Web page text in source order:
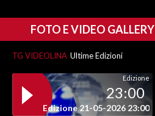
SPIAGGE
STORE
FOTO E VIDEO GALLERY
TG VIDEOLINA Ultime Edizioni
Edizione
23:00
Edizione 21-05-2026 23:00